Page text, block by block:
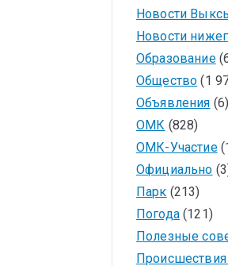
Новости
Новости
Образование
Общество (1
Объявления (6)
ОМК (828)
ОМК-Участие
Официально
Парк (213)
Погода(121)
Полезные